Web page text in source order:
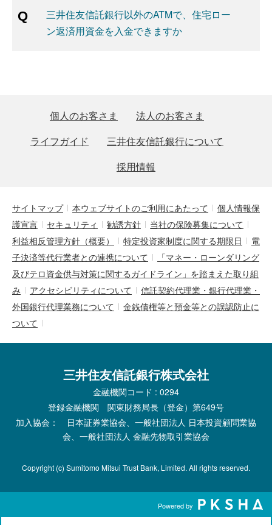
三井住友信託銀行以外のATMで、住宅ロー
ン返済用資金を入金できますか
個人のお客さま
法人のお客さま
ライフガイド
三井住友信託銀行について
採用情報
サイトマップ 本ウェブサイトのご利用にあたって
個人情報保
護宣言
セキュリティ 勧誘方針
当社の保険募集について
利益相反管理方針（概要）
特定投資家制度に関する期限日
電
子決済等代行業者との連携について
「マネー・ローンダリング
及びテロ資金供与対策に関するガイドライン」を踏まえた取り組
み
アクセシビリティについて
信託契約代理業・銀行代理業・
外国銀行代理業務について
金銭債権等と預金等との誤認防止に
ついて
三井住友信託銀行株式会社
金融機関コード : 0294
登録金融機関 関東財務局長（登金）第649号
加入協会： 日本証券業協会、一般社団法人 日本投資顧問業協
会、一般社団法人 金融先物取引業協会
Copyright (c) Sumitomo Mitsui Trust Bank, Limited. All rights reserved.
Powered by